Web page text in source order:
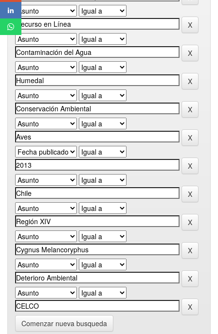
Comenzar nueva busqueda